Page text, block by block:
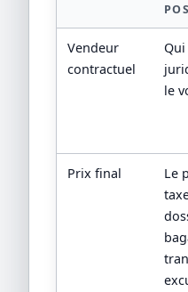
Vendeur
contractuel
le
Prix final
Le